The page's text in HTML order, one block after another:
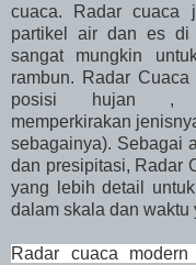
cuaca. Radar cuaca
partikel air dan es
sangat mungkin
rambun. Radar
posisi hujan ,
memperkirakan
sebagainya). Sebagai
dan presipitasi, Radar
yang lebih detail
dalam skala dan waktu
Radar cuaca